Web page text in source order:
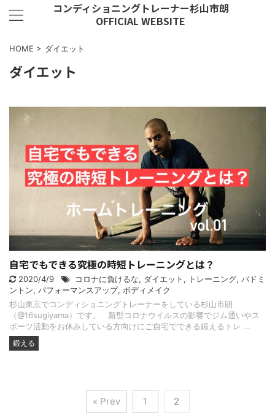
コンディショニングトレーナー杉山市朗
OFFICIAL WEBSITE
HOME > ダイエット
ダイエット
自宅でもできる究極の時短トレーニングとは？
2020/4/9 コロナに負けるな, ダイエット , トレーニング, バドミ
ントン, パフォーマンスアップ, ボディメイク
杉山東京でコンディショニングトレーナーをしている杉山市朗
（@16sugiyama）です。 新型コロナウイルスの影響でジム通いやス
ポーツ活動をお休みしている方向けにご自宅でできる鍛えるトレ ...
鍛える
« Prev 1 2